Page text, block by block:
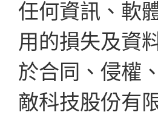
任何資訊、軟
用的損失及資
於合同、侵權
敵科技股份有